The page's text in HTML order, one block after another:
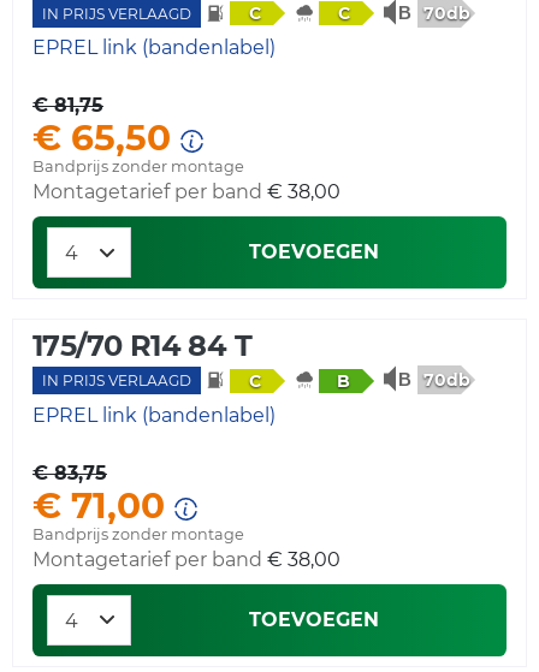
IN PRIJS VERLAAGD C C 70db
EPREL link (bandenlabel)
€ 81,75
€ 65,50
Bandprijs zonder montage
Montagetarief per band € 38,00
TOEVOEGEN
175/70 R14 84 T
IN PRIJS VERLAAGD C B 70db
EPREL link (bandenlabel)
€ 83,75
€ 71,00
Bandprijs zonder montage
Montagetarief per band € 38,00
TOEVOEGEN